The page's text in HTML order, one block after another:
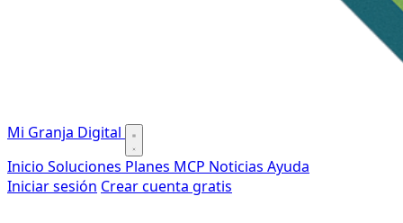
Mi Granja Digital
Inicio Soluciones Planes MCP Noticias Ayuda
Iniciar sesión Crear cuenta gratis